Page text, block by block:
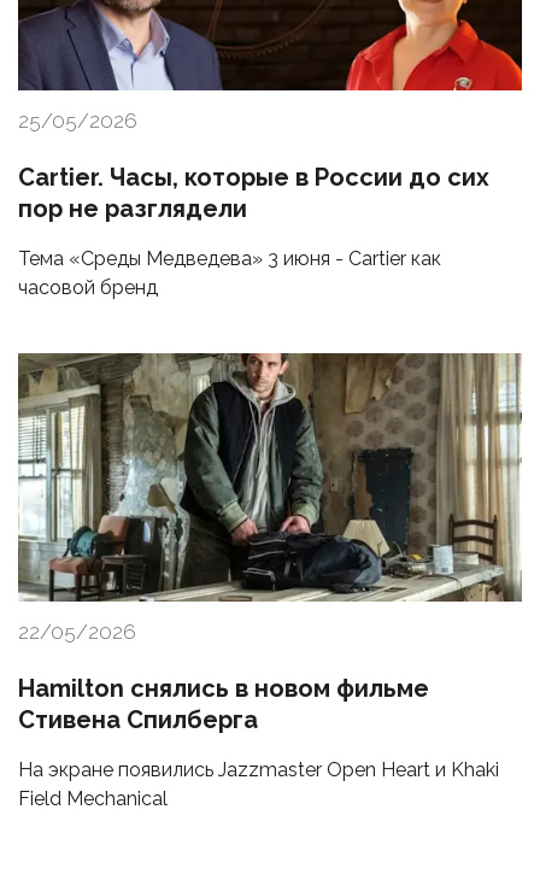
25/05/2026
Cartier. Часы, которые в России до сих
пор не разглядели
Тема «Среды Медведева» 3 июня - Cartier как
часовой бренд
22/05/2026
Hamilton снялись в новом фильме
Стивена Спилберга
На экране появились Jazzmaster Open Heart и Khaki
Field Mechanical